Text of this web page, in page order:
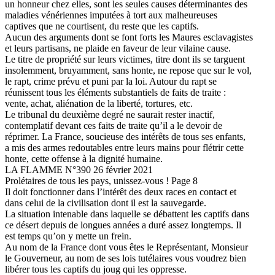
un honneur chez elles, sont les seules causes déterminantes des
maladies vénériennes imputées à tort aux malheureuses
captives que ne courtisent, du reste que les captifs.
Aucun des arguments dont se font forts les Maures esclavagistes
et leurs partisans, ne plaide en faveur de leur vilaine cause.
Le titre de propriété sur leurs victimes, titre dont ils se targuent
insolemment, bruyamment, sans honte, ne repose que sur le vol,
le rapt, crime prévu et puni par la loi. Autour du rapt se
réunissent tous les éléments substantiels de faits de traite :
vente, achat, aliénation de la liberté, tortures, etc.
Le tribunal du deuxième degré ne saurait rester inactif,
contemplatif devant ces faits de traite qu’il a le devoir de
réprimer. La France, soucieuse des intérêts de tous ses enfants,
a mis des armes redoutables entre leurs mains pour flétrir cette
honte, cette offense à la dignité humaine.
LA FLAMME N°390 26 février 2021
Prolétaires de tous les pays, unissez-vous ! Page 8
Il doit fonctionner dans l’intérêt des deux races en contact et
dans celui de la civilisation dont il est la sauvegarde.
La situation intenable dans laquelle se débattent les captifs dans
ce désert depuis de longues années a duré assez longtemps. Il
est temps qu’on y mette un frein.
Au nom de la France dont vous êtes le Représentant, Monsieur
le Gouverneur, au nom de ses lois tutélaires vous voudrez bien
libérer tous les captifs du joug qui les oppresse.